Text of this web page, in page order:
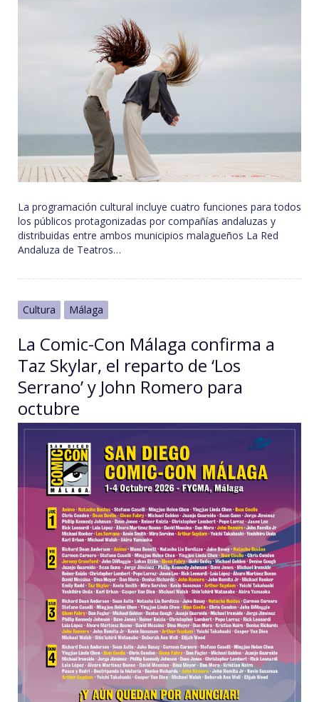
La programación cultural incluye cuatro funciones para todos
los públicos protagonizadas por compañías andaluzas y
distribuidas entre ambos municipios malagueños La Red
Andaluza de Teatros…
Cultura Málaga
La Comic-Con Málaga confirma a
Taz Skylar, el reparto de ‘Los
Serrano’ y John Romero para
octubre